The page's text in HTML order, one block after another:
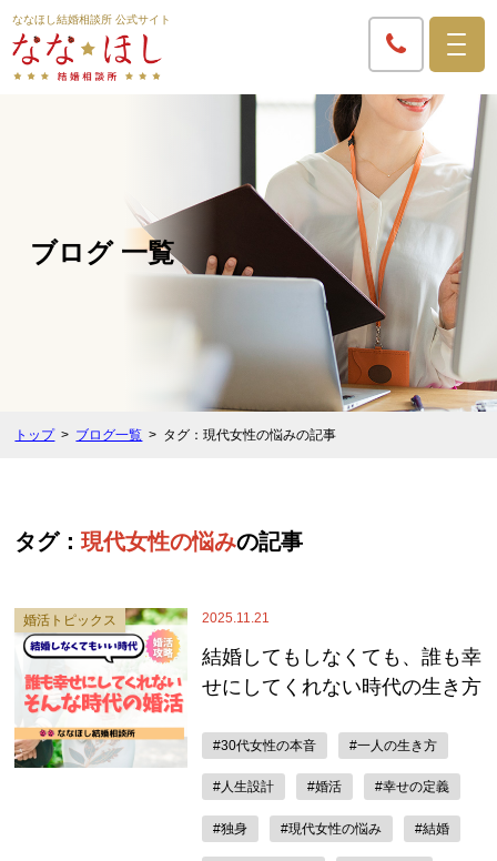
ななほし結婚相談所 公式サイト
ブログ 一覧
トップ ブログ一覧 タグ：現代女性の悩みの記事
タグ：現代女性の悩みの記事
2025.11.21
婚活トピックス
結婚してもしなくても、誰も幸
せにしてくれない時代の生き方
#30代女性の本音 #一人の生き方
#人生設計 #婚活 #幸せの定義
#独身 #現代女性の悩み #結婚